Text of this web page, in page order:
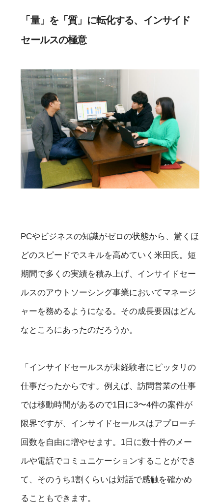
「量」を「質」に転化する、インサイド
セールスの極意
PCやビジネスの知識がゼロの状態から、驚くほ
どのスピードでスキルを高めていく米田氏。短
期間で多くの実績を積み上げ、インサイドセー
ルスのアウトソーシング事業においてマネージ
ャーを務めるようになる。その成長要因はどん
なところにあったのだろうか。
「インサイドセールスが未経験者にピッタリの
仕事だったからです。例えば、訪問営業の仕事
では移動時間があるので1日に3〜4件の案件が
限界ですが、インサイドセールスはアプローチ
回数を自由に増やせます。1日に数十件のメー
ルや電話でコミュニケーションすることができ
て、そのうち1割くらいは対話で感触を確かめ
ることもできます。